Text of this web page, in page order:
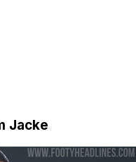
Jacke